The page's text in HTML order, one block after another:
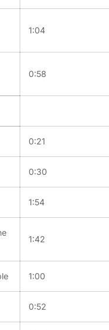
1:04
0:58
0:21
0:30
1:54
1:42
1:00
0:52